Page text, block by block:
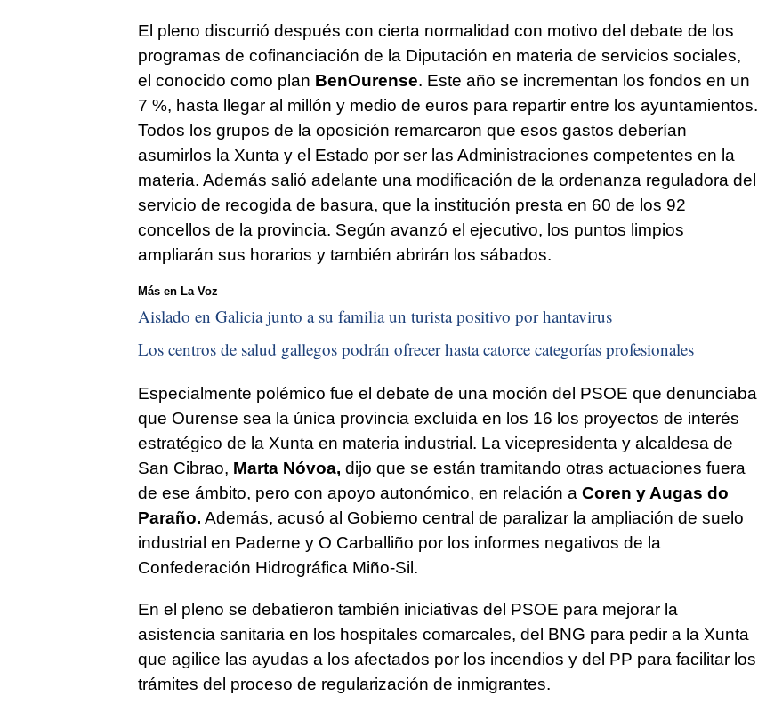
El pleno discurrió después con cierta normalidad con motivo del debate de los
programas de cofinanciación de la Diputación en materia de servicios sociales,
el conocido como plan BenOurense. Este año se incrementan los fondos en un
7 %, hasta llegar al millón y medio de euros para repartir entre los ayuntamientos.
Todos los grupos de la oposición remarcaron que esos gastos deberían
asumirlos la Xunta y el Estado por ser las Administraciones competentes en la
materia. Además salió adelante una modificación de la ordenanza reguladora del
servicio de recogida de basura, que la institución presta en 60 de los 92
concellos de la provincia. Según avanzó el ejecutivo, los puntos limpios
ampliarán sus horarios y también abrirán los sábados.
Más en La Voz
Aislado en Galicia junto a su familia un turista positivo por hantavirus
Los centros de salud gallegos podrán ofrecer hasta catorce categorías profesionales
Especialmente polémico fue el debate de una moción del PSOE que denunciaba
que Ourense sea la única provincia excluida en los 16 los proyectos de interés
estratégico de la Xunta en materia industrial. La vicepresidenta y alcaldesa de
San Cibrao, Marta Nóvoa, dijo que se están tramitando otras actuaciones fuera
de ese ámbito, pero con apoyo autonómico, en relación a Coren y Augas do
Paraño. Además, acusó al Gobierno central de paralizar la ampliación de suelo
industrial en Paderne y O Carballiño por los informes negativos de la
Confederación Hidrográfica Miño-Sil.
En el pleno se debatieron también iniciativas del PSOE para mejorar la
asistencia sanitaria en los hospitales comarcales, del BNG para pedir a la Xunta
que agilice las ayudas a los afectados por los incendios y del PP para facilitar los
trámites del proceso de regularización de inmigrantes.